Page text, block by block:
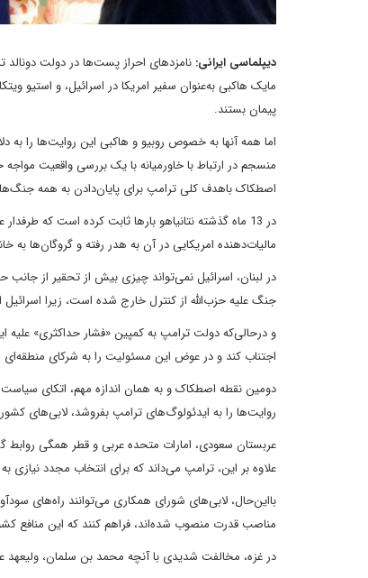
دیپلماسی ایرانی: نامزدهای احراز پست‌ها در دولت دونالد
مایک هاکبی به‌عنوان سفیر امریکا در اسرائیل، و استیو
پیمان بستند.
اما همه آنها به خصوص روبیو و هاکبی این روایت‌ها را به
منسجم در ارتباط با خاورمیانه با یک بررسی واقعیت
اصطکاک باهدف کلی ترامپ برای پایان‌دادن به همه
در 13 ماه گذشته نتانیاهو بارها ثابت کرده است که
مالیات‌دهنده امریکایی در آن به هدر رفته و گروگان‌ها‌ به
در لبنان، اسرائیل نمی‌تواند چیزی بیش از تحقیر از
جنگ علیه حزب‌الله از کنترل خارج شده است، زیرا
و درحالی‌که دولت ترامپ به کمپین «فشار حداکثری»
اجتناب کند و در عوض این مسئولیت را به شرکای
دومین نقطه اصطکاک و به همان اندازه مهم، اتکای
روایت‌ها را به ایدئولوگ‌های ترامپ بفروشد، لابی‌های
عربستان سعودی، امارات متحده عربی و قطر همگی
علاوه بر این، ترامپ می‌داند که برای انتخاب مجدد نیازی
بااین‌حال، لابی‌های شورای همکاری می‌توانند راه‌های
مناصب قدرت منصوب شده‌اند، فراهم کنند که این منافع
در غزه، مخالفت شدیدی با آنچه محمد بن سلمان،